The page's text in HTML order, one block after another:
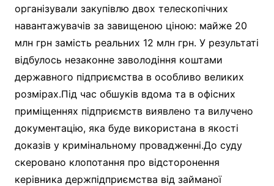
організували закупівлю двох телескопічних
навантажувачів за завищеною ціною: майже 20
млн грн замість реальних 12 млн грн. У результаті
відбулось незаконне заволодіння коштами
державного підприємства в особливо великих
розмірах.Під час обшуків вдома та в офісних
приміщеннях підприємств виявлено та вилучено
документацію, яка буде використана в якості
доказів у кримінальному провадженні.До суду
скеровано клопотання про відсторонення
керівника держпідприємства від займаної